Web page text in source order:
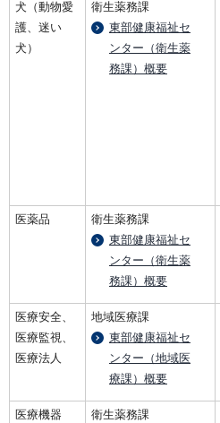
犬（動物愛
護、迷い
犬）
衛生薬務課
東部健康福祉セ
ンター（衛生薬
務課）概要
医薬品
衛生薬務課
東部健康福祉セ
ンター（衛生薬
務課）概要
医療安全、
医療監視、
医療法人
地域医療課
東部健康福祉セ
ンター（地域医
療課）概要
医療機器
衛生薬務課